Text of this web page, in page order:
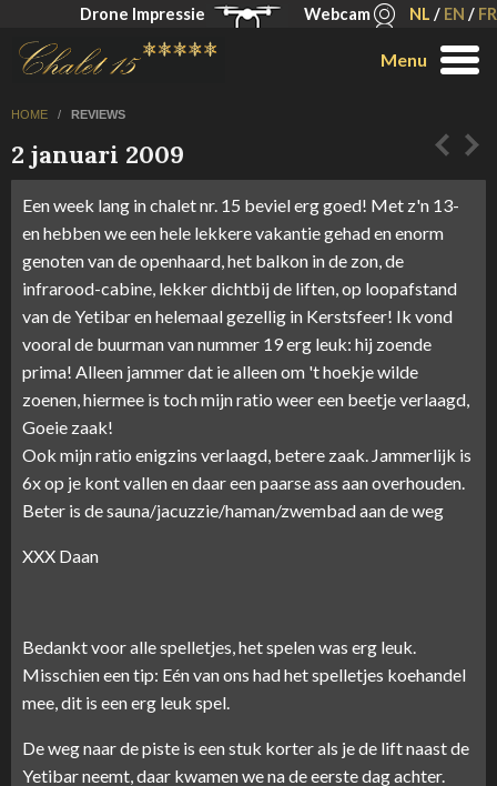
Drone Impressie Webcam NL / EN / FR
Menu
HOME / REVIEWS
2 januari 2009
Een week lang in chalet nr. 15 beviel erg goed! Met z'n 13-
en hebben we een hele lekkere vakantie gehad en enorm
genoten van de openhaard, het balkon in de zon, de
infrarood-cabine, lekker dichtbij de liften, op loopafstand
van de Yetibar en helemaal gezellig in Kerstsfeer! Ik vond
vooral de buurman van nummer 19 erg leuk: hij zoende
prima! Alleen jammer dat ie alleen om 't hoekje wilde
zoenen, hiermee is toch mijn ratio weer een beetje verlaagd,
Goeie zaak!
Ook mijn ratio enigzins verlaagd, betere zaak. Jammerlijk is
6x op je kont vallen en daar een paarse ass aan overhouden.
Beter is de sauna/jacuzzie/haman/zwembad aan de weg
XXX Daan
Bedankt voor alle spelletjes, het spelen was erg leuk.
Misschien een tip: Eén van ons had het spelletjes koehandel
mee, dit is een erg leuk spel.
De weg naar de piste is een stuk korter als je de lift naast de
Yetibar neemt, daar kwamen we na de eerste dag achter.